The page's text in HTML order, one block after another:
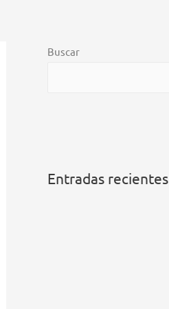
Buscar
Entradas recientes